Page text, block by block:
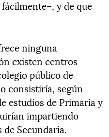
y de que
ninguna
existen centros
público de
consistiría, según
estudios de Primaria y
impartiendo
Secundaria.